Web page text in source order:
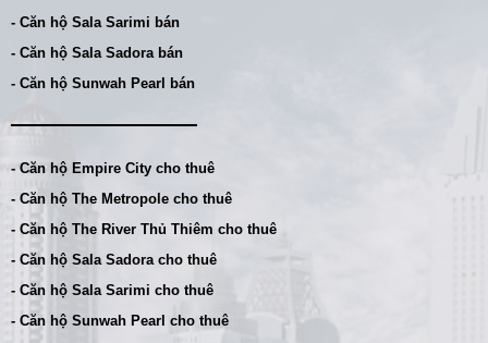
- Căn hộ Sala Sarimi bán
- Căn hộ Sala Sadora bán
- Căn hộ Sunwah Pearl bán
- Căn hộ Empire City cho thuê
- Căn hộ The Metropole cho thuê
- Căn hộ The River Thủ Thiêm cho thuê
- Căn hộ Sala Sadora cho thuê
- Căn hộ Sala Sarimi cho thuê
- Căn hộ Sunwah Pearl cho thuê